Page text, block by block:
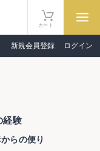
カート
新規会員登録 ログイン
経験
らの便り